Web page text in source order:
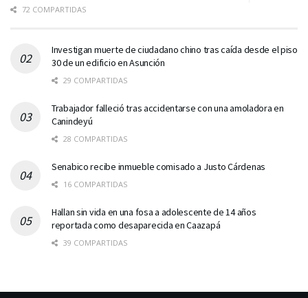
72 COMPARTIDAS
Investigan muerte de ciudadano chino tras caída desde el piso
30 de un edificio en Asunción
29 COMPARTIDAS
Trabajador falleció tras accidentarse con una amoladora en
Canindeyú
28 COMPARTIDAS
Senabico recibe inmueble comisado a Justo Cárdenas
16 COMPARTIDAS
Hallan sin vida en una fosa a adolescente de 14 años
reportada como desaparecida en Caazapá
39 COMPARTIDAS